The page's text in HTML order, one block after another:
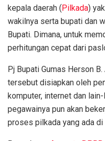
kepala daerah (Pilkada)
wakilnya serta bupati dan
Bupati. Dimana, untuk
perhitungan cepat dari
Pj Bupati Gumas Herson
tersebut disiapkan oleh
komputer, internet dan
pegawainya pun akan
proses pilkada yang ada